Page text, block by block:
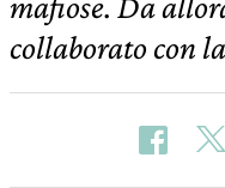
collaborato con